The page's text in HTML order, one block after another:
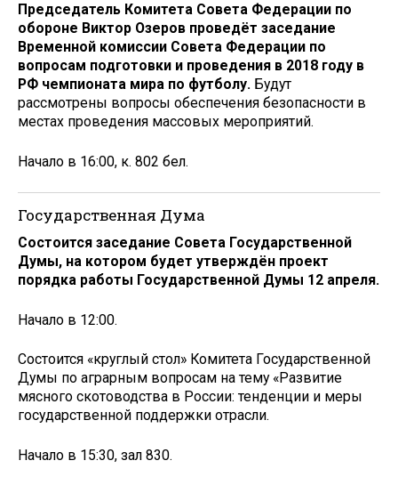
Председатель Комитета Совета Федерации по
обороне Виктор Озеров проведёт заседание
Временной комиссии Совета Федерации по
вопросам подготовки и проведения в 2018 году в
РФ чемпионата мира по футболу. Будут
рассмотрены вопросы обеспечения безопасности в
местах проведения массовых мероприятий.
Начало в 16:00, к. 802 бел.
Государственная Дума
Состоится заседание Совета Государственной
Думы, на котором будет утверждён проект
порядка работы Государственной Думы 12 апреля.
Начало в 12:00.
Состоится «круглый стол» Комитета Государственной
Думы по аграрным вопросам на тему «Развитие
мясного скотоводства в России: тенденции и меры
государственной поддержки отрасли.
Начало в 15:30, зал 830.